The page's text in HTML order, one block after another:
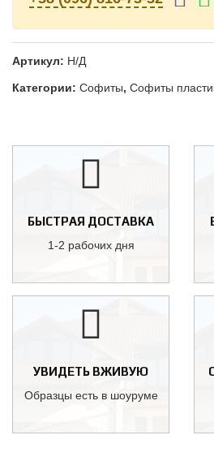
Артикул: Н/Д
Категории: Софиты, Софиты
БЫСТРАЯ ДОСТАВКА
1-2 рабочих дня
УВИДЕТЬ ВЖИВУЮ
Образцы есть в шоуруме